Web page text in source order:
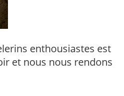
enthousiastes est
et nous nous rendons